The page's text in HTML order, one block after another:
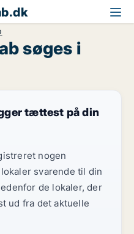
søges i
tættest på din
nogen
svarende til din
de lokaler, der
ud fra det aktuelle